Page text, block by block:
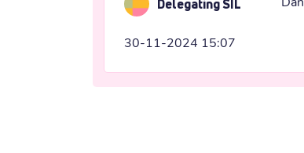
Delegating SIL
30-11-2024 15:07